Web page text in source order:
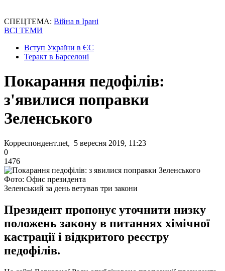
СПЕЦТЕМА: Війна в Ірані
ВСІ ТЕМИ
Вступ України в ЄС
Теракт в Барселоні
Покарання педофілів:
з'явилися поправки
Зеленського
Корреспондент.net, 5 вересня 2019, 11:23
0
1476
Фото: Офис президента
Зеленський за день ветував три закони
Президент пропонує уточнити низку
положень закону в питаннях хімічної
кастрації і відкритого реєстру
педофілів.